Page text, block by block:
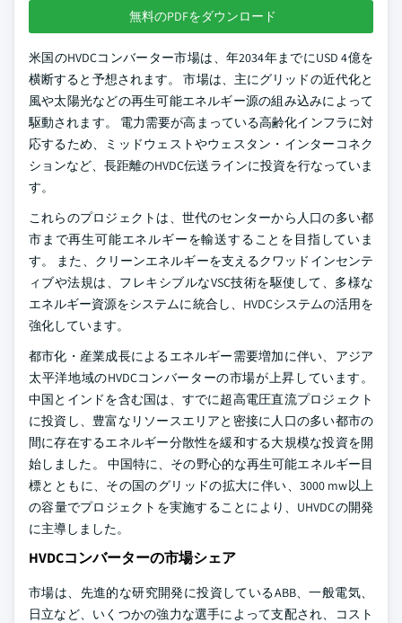
無料のPDFをダウンロード
米国のHVDCコンバーター市場は、年2034年までにUSD 4億を
横断すると予想されます。 市場は、主にグリッドの近代化と
風や太陽光などの再生可能エネルギー源の組み込みによって
駆動されます。 電力需要が高まっている高齢化インフラに対
応するため、ミッドウェストやウェスタン・インターコネク
ションなど、長距離のHVDC伝送ラインに投資を行なっていま
す。
これらのプロジェクトは、世代のセンターから人口の多い都
市まで再生可能エネルギーを輸送することを目指していま
す。 また、クリーンエネルギーを支えるクワッドインセンテ
ィブや法規は、フレキシブルなVSC技術を駆使して、多様な
エネルギー資源をシステムに統合し、HVDCシステムの活用を
強化しています。
都市化・産業成長によるエネルギー需要増加に伴い、アジア
太平洋地域のHVDCコンバーターの市場が上昇しています。
中国とインドを含む国は、すでに超高電圧直流プロジェクト
に投資し、豊富なリソースエリアと密接に人口の多い都市の
間に存在するエネルギー分散性を緩和する大規模な投資を開
始しました。 中国特に、その野心的な再生可能エネルギー目
標とともに、その国のグリッドの拡大に伴い、3000 mw以上
の容量でプロジェクトを実施することにより、UHVDCの開発
に主導しました。
HVDCコンバーターの市場シェア
市場は、先進的な研究開発に投資しているABB、一般電気、
日立など、いくつかの強力な選手によって支配され、コスト